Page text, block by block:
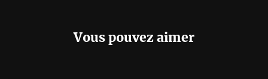
Vous pouvez aimer